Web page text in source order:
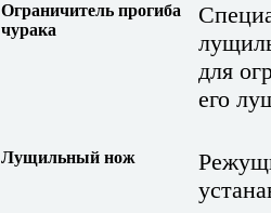
Ограничитель прогиба
чурака
для
его
Лущильный нож